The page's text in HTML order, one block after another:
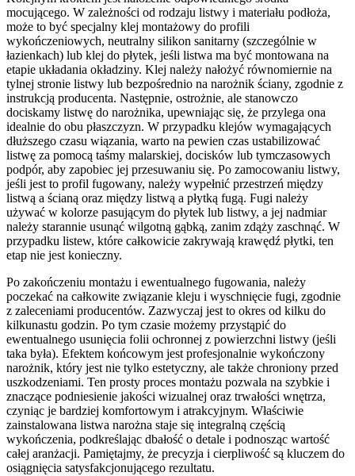
mocującego. W zależności od rodzaju listwy i materiału podłoża,
może to być specjalny klej montażowy do profili
wykończeniowych, neutralny silikon sanitarny (szczególnie w
łazienkach) lub klej do płytek, jeśli listwa ma być montowana na
etapie układania okładziny. Klej należy nałożyć równomiernie na
tylnej stronie listwy lub bezpośrednio na narożnik ściany, zgodnie z
instrukcją producenta. Następnie, ostrożnie, ale stanowczo
dociskamy listwę do narożnika, upewniając się, że przylega ona
idealnie do obu płaszczyzn. W przypadku klejów wymagających
dłuższego czasu wiązania, warto na pewien czas ustabilizować
listwę za pomocą taśmy malarskiej, docisków lub tymczasowych
podpór, aby zapobiec jej przesuwaniu się. Po zamocowaniu listwy,
jeśli jest to profil fugowany, należy wypełnić przestrzeń między
listwą a ścianą oraz między listwą a płytką fugą. Fugi należy
używać w kolorze pasującym do płytek lub listwy, a jej nadmiar
należy starannie usunąć wilgotną gąbką, zanim zdąży zaschnąć. W
przypadku listew, które całkowicie zakrywają krawędź płytki, ten
etap nie jest konieczny.
Po zakończeniu montażu i ewentualnego fugowania, należy
poczekać na całkowite związanie kleju i wyschnięcie fugi, zgodnie
z zaleceniami producentów. Zazwyczaj jest to okres od kilku do
kilkunastu godzin. Po tym czasie możemy przystąpić do
ewentualnego usunięcia folii ochronnej z powierzchni listwy (jeśli
taka była). Efektem końcowym jest profesjonalnie wykończony
narożnik, który jest nie tylko estetyczny, ale także chroniony przed
uszkodzeniami. Ten prosty proces montażu pozwala na szybkie i
znaczące podniesienie jakości wizualnej oraz trwałości wnętrza,
czyniąc je bardziej komfortowym i atrakcyjnym. Właściwie
zainstalowana listwa narożna staje się integralną częścią
wykończenia, podkreślając dbałość o detale i podnosząc wartość
całej aranżacji. Pamiętajmy, że precyzja i cierpliwość są kluczem do
osiągnięcia satysfakcjonującego rezultatu.